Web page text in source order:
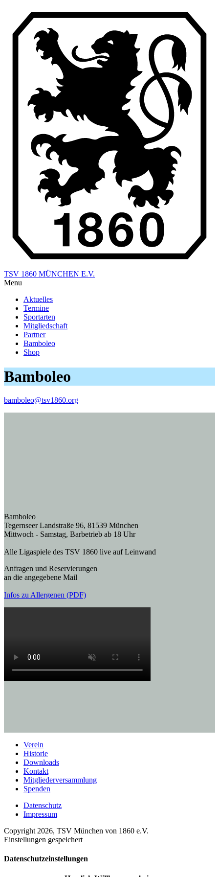
TSV 1860 MÜNCHEN E.V.
Menu
Aktuelles
Termine
Sportarten
Mitgliedschaft
Partner
Bamboleo
Shop
Bamboleo
bamboleo@tsv1860.org
Bamboleo
Tegernseer Landstraße 96, 81539 München
Mittwoch - Samstag, Barbetrieb ab 18 Uhr
Alle Ligaspiele des TSV 1860 live auf Leinwand
Anfragen und Reservierungen
an die angegebene Mail
Infos zu Allergenen (PDF)
Verein
Historie
Downloads
Kontakt
Mitgliederversammlung
Spenden
Datenschutz
Impressum
Copyright 2026, TSV München von 1860 e.V.
Einstellungen gespeichert
Datenschutzeinstellungen